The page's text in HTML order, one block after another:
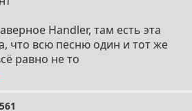
Handler, там есть эта
что всю песню один и тот же
равно не то